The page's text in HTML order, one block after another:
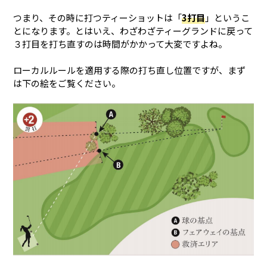
つまり、その時に打つティーショットは「3打目」というこ
とになります。とはいえ、わざわざティーグランドに戻って
３打目を打ち直すのは時間がかかって大変ですよね。
ローカルルールを適用する際の打ち直し位置ですが、まず
は下の絵をご覧ください。